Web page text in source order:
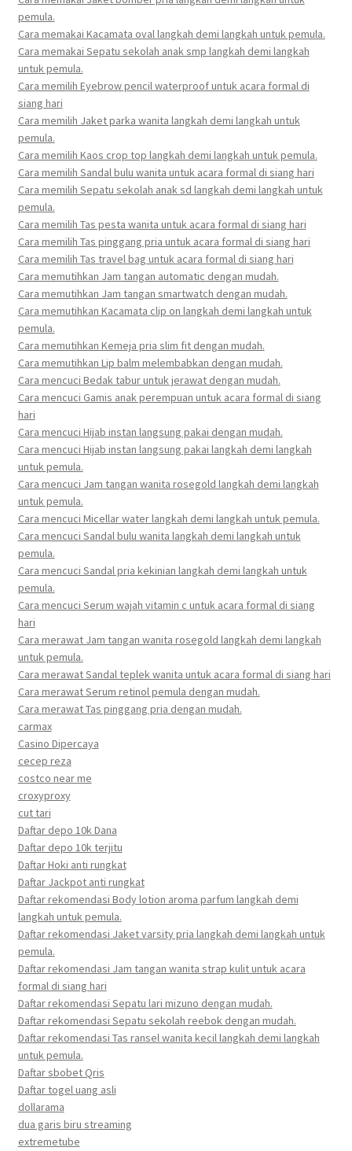
pemula.
Cara memakai Kacamata oval langkah demi langkah untuk pemula.
Cara memakai Sepatu sekolah anak smp langkah demi langkah
untuk pemula.
Cara memilih Eyebrow pencil waterproof untuk acara formal di
siang hari
Cara memilih Jaket parka wanita langkah demi langkah untuk
pemula.
Cara memilih Kaos crop top langkah demi langkah untuk pemula.
Cara memilih Sandal bulu wanita untuk acara formal di siang hari
Cara memilih Sepatu sekolah anak sd langkah demi langkah untuk
pemula.
Cara memilih Tas pesta wanita untuk acara formal di siang hari
Cara memilih Tas pinggang pria untuk acara formal di siang hari
Cara memilih Tas travel bag untuk acara formal di siang hari
Cara memutihkan Jam tangan automatic dengan mudah.
Cara memutihkan Jam tangan smartwatch dengan mudah.
Cara memutihkan Kacamata clip on langkah demi langkah untuk
pemula.
Cara memutihkan Kemeja pria slim fit dengan mudah.
Cara memutihkan Lip balm melembabkan dengan mudah.
Cara mencuci Bedak tabur untuk jerawat dengan mudah.
Cara mencuci Gamis anak perempuan untuk acara formal di siang
hari
Cara mencuci Hijab instan langsung pakai dengan mudah.
Cara mencuci Hijab instan langsung pakai langkah demi langkah
untuk pemula.
Cara mencuci Jam tangan wanita rosegold langkah demi langkah
untuk pemula.
Cara mencuci Micellar water langkah demi langkah untuk pemula.
Cara mencuci Sandal bulu wanita langkah demi langkah untuk
pemula.
Cara mencuci Sandal pria kekinian langkah demi langkah untuk
pemula.
Cara mencuci Serum wajah vitamin c untuk acara formal di siang
hari
Cara merawat Jam tangan wanita rosegold langkah demi langkah
untuk pemula.
Cara merawat Sandal teplek wanita untuk acara formal di siang hari
Cara merawat Serum retinol pemula dengan mudah.
Cara merawat Tas pinggang pria dengan mudah.
carmax
Casino Dipercaya
cecep reza
costco near me
croxyproxy
cut tari
Daftar depo 10k Dana
Daftar depo 10k terjitu
Daftar Hoki anti rungkat
Daftar Jackpot anti rungkat
Daftar rekomendasi Body lotion aroma parfum langkah demi
langkah untuk pemula.
Daftar rekomendasi Jaket varsity pria langkah demi langkah untuk
pemula.
Daftar rekomendasi Jam tangan wanita strap kulit untuk acara
formal di siang hari
Daftar rekomendasi Sepatu lari mizuno dengan mudah.
Daftar rekomendasi Sepatu sekolah reebok dengan mudah.
Daftar rekomendasi Tas ransel wanita kecil langkah demi langkah
untuk pemula.
Daftar sbobet Qris
Daftar togel uang asli
dollarama
dua garis biru streaming
extremetube